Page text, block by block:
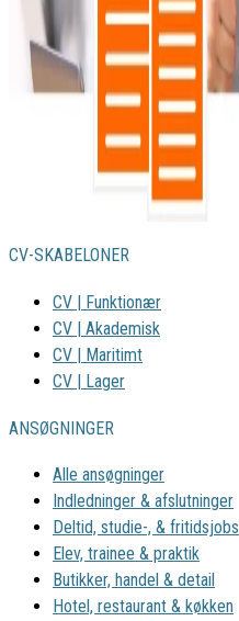
CV-SKABELONER
CV | Funktionær
CV | Akademisk
CV | Maritimt
CV | Lager
ANSØGNINGER
Alle ansøgninger
Indledninger & afslutninger
Deltid, studie-, & fritidsjobs
Elev, trainee & praktik
Butikker, handel & detail
Hotel, restaurant & køkken